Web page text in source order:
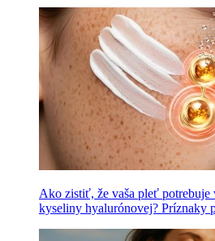
Ako zistiť, že vaša pleť
kyseliny hyalurónovej? Príznaky